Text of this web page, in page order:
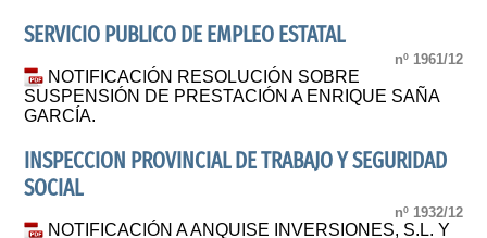
SERVICIO PUBLICO DE EMPLEO ESTATAL
nº 1961/12
NOTIFICACIÓN RESOLUCIÓN SOBRE
SUSPENSIÓN DE PRESTACIÓN A ENRIQUE SAÑA
GARCÍA.
INSPECCION PROVINCIAL DE TRABAJO Y SEGURIDAD
SOCIAL
nº 1932/12
NOTIFICACIÓN A ANQUISE INVERSIONES, S.L. Y